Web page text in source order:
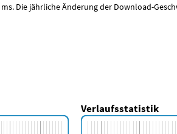
ms. Die jährliche Änderung der Download-
Verlaufsstatistik